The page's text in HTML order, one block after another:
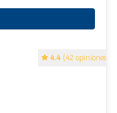
4.4 (42 opiniones)